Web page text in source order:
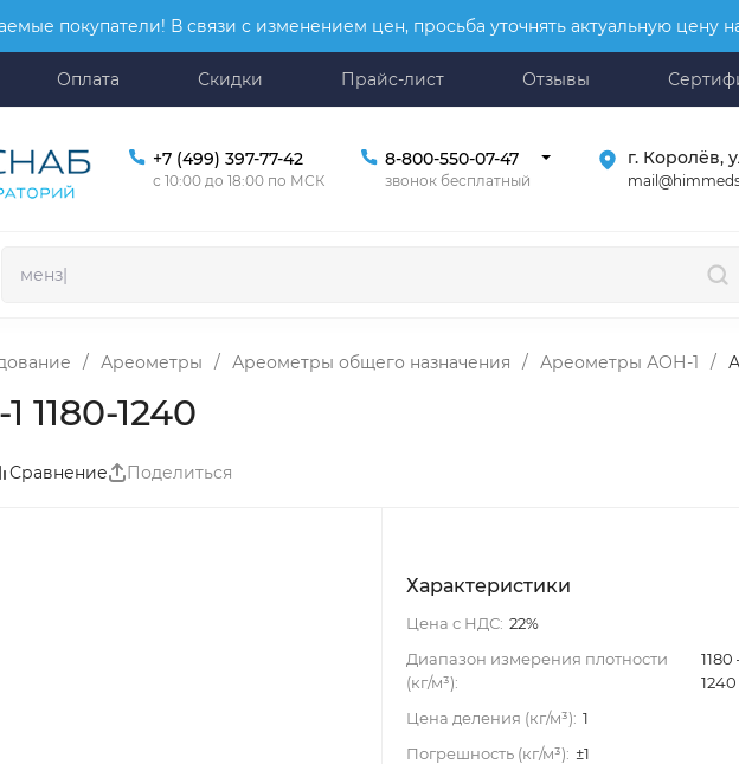
покупатели! В связи с изменением цен, просьба уточнять актуальную цену
Оплата Скидки Прайс-лист Отзывы
+7 (499) 397-77-42
с 10:00 до 18:00 по МСК
8-800-550-07-47
звонок бесплатный
г. Королёв,
/ Ареометры / Ареометры общего назначения / Ареометры АОН-1 /
1240
Сравнение Поделиться
Характеристики
Цена с НДС: 22%
Диапазон измерения плотности
(кг/м³):
1240
Цена деления (кг/м³): 1
Погрешность (кг/м³): ±1